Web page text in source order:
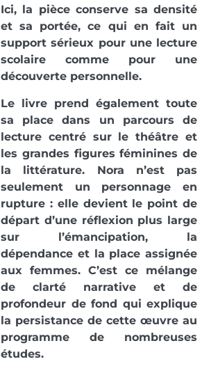
Ici, la pièce conserve sa densité
et sa portée, ce qui en fait un
support sérieux pour une lecture
scolaire comme pour une
découverte personnelle.
Le livre prend également toute
sa place dans un parcours de
lecture centré sur le théâtre et
les grandes figures féminines de
la littérature. Nora n’est pas
seulement un personnage en
rupture : elle devient le point de
départ d’une réflexion plus large
sur l’émancipation, la
dépendance et la place assignée
aux femmes. C’est ce mélange
de clarté narrative et de
profondeur de fond qui explique
la persistance de cette œuvre au
programme de nombreuses
études.